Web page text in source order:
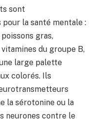
sont
la santé mentale :
gras,
du groupe B,
large palette
colorés. Ils
la sérotonine ou la
neurones contre le